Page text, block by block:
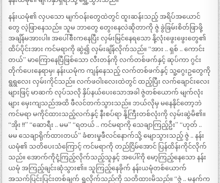
နန်းယမုံ၏ လှပသော မျက်ဝန်းတွေထဲတွင် ထူးဆန်းသည့် အရိပ်အယောင်
တွေ လဲ့ဖြာနေသည်။ သူမ ဘာတွေ တွေးနေလဲဆိုတာကို ဇွဲ ခွဲခြမ်းစိတ်ဖြာဖို့
အချိန်မအားပါ။ အပေါ်စီးကနေပြီး လှမ်းမြင်နေရသော နို့လုံးဖွေးဖွေးတွေ၏
ထိပ်ပိုင်းအား ကင်မရာကို ဆွဲ၍ လှမ်းချိန်လိုက်သည်။ “အား .. ရှစ် .. ကောင်း
တယ်” မာကြောနေပြီဖြစ်သော လီးတန်ကို လက်တစ်ဖက်နှင့် ဆုပ်ကာ ဂွင်း
တိုက်ပေးနေရာမှ၊ နန်းယမုံက ကျန်နေသည့် လက်တစ်ဖက်နှင့် သူ့ဂွေးဥတွေကို
ရွရွလေး လှမ်းကိုင်သည်။ လက်ဖဝါးလေးထဲတွင် ထည့်ပြီး လက်ချောင်းလေး
များဖြင့် မာဆက် လုပ်သလို နှိပ်နယ်ပေးသောအခါ ဇွဲတစ်ယောက် မျက်လုံး
များ မှေးကျသည်အထိ ဖီလင်တက်သွားသည်။ ဘယ်လိုမှ မနေနိုင်တော့ဘဲ
ကင်မရာ မကိုင်ထားသည့်လက်နှင့် နီးစပ်ရာ နို့ကြီးတစ်လုံးကို လှမ်းဆွဲမိ၏။
“အိုး !!” “ဆောရီး .. မမ” “ရတယ် .. ကင်မရာကို သေချာကြည့်ဦး” “ဟုတ် ..
မမ သေချာရိုက်ထားတယ်” ခံစားမှုဖီလင်နောက်သို့ မျောသွားသည့် ဇွဲ .. နန်း
ယမုံ၏ သတိပေးသံကြောင့် ကင်မရာကို တည်ငြိမ်အောင် ပြန်ထိန်းကိုင်လိုက်
သည်။ အောက်ကိုငုံ့ကြည့်လိုက်သည့်သူနှင့် အပေါ်ကို မော့ကြည့်နေသော နန်း
ယမုံ အကြည့်ချင်းဆုံသွား၏။ သူကြည့်နေခိုက် နန်းယမုံတစ်ယောက်
အသက်ပြင်းပြင်းတစ်ချက် ရှူလိုက်သည်ကို သတိထားမိသည်။ “ဇွဲ .. မနက်က